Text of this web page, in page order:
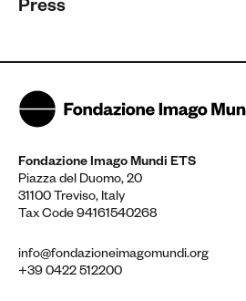
Press
Fondazione Imago Mundi ETS
Piazza del Duomo, 20
31100 Treviso, Italy
Tax Code 94161540268
info@fondazioneimagomundi.org
+39 0422 512200